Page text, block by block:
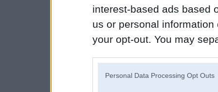
interest-based ads based
us or personal
your opt-out. You may
Personal Data Processing Opt Outs